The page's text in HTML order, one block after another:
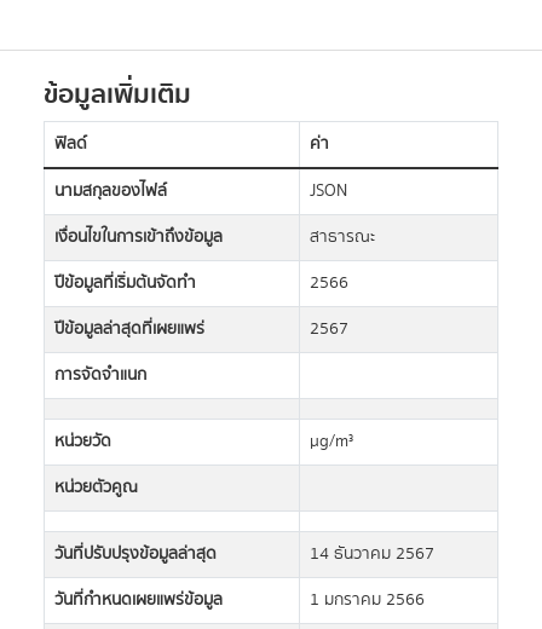
ข้อมูลเพิ่มเติม
ฟิลด์
ค่า
นามสกุลของไฟล์
JSON
เงื่อนไขในการเข้าถึงข้อมูล
สาธารณะ
ปีข้อมูลที่เริ่มต้นจัดทำ
2566
ปีข้อมูลล่าสุดที่เผยแพร่
2567
การจัดจำแนก
หน่วยวัด
µg/m³
หน่วยตัวคูณ
วันที่ปรับปรุงข้อมูลล่าสุด
14 ธันวาคม 2567
วันที่กำหนดเผยแพร่ข้อมูล
1 มกราคม 2566